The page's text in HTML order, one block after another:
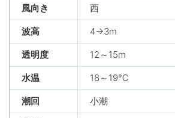
風向き 西
波高 4→3m
透明度 12～15m
水温 18～19℃
潮回 小潮